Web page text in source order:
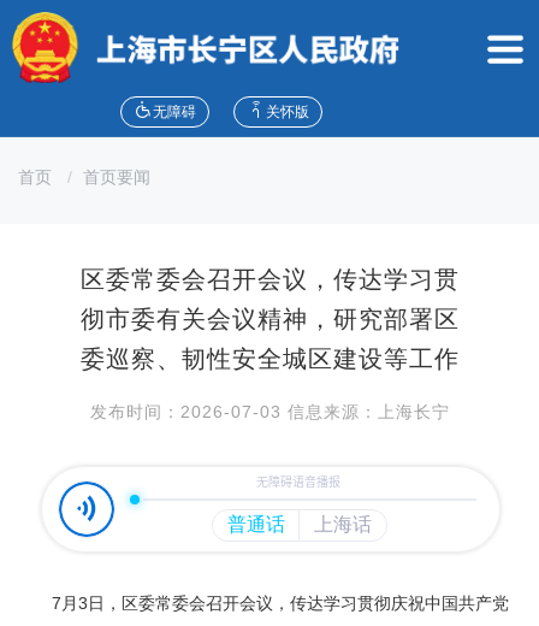
障
碍
说
无障碍 关怀版
首页 首页要闻
区委常委会召开会议，传达学习贯
彻市委有关会议精神，研究部署区
委巡察、韧性安全城区建设等工作
发布时间：2026-07-03 信息来源：上海长宁
7月3日，区委常委会召开会议，传达学习贯彻庆祝中国共产党